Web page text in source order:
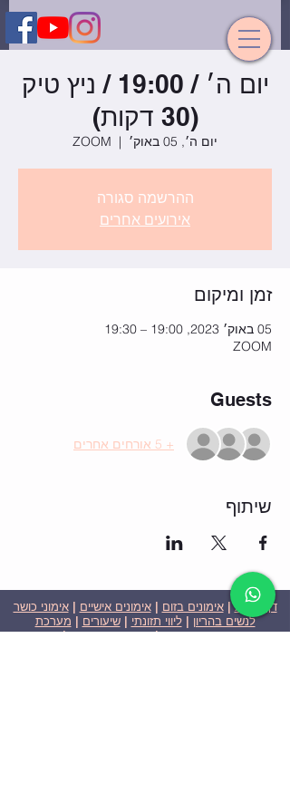
יום ה׳ / 19:00 / ניץ טיק
(30 דקות)
יום ה׳, 05 באוק׳
  |
ZOOM
ההרשמה סגורה
אירועים אחרים
זמן ומיקום
05 באוק׳ 2023, 19:00 – 19:30
ZOOM
Guests
+ 5 אורחים אחרים
שיתוף
דף הבית|אימונים בזום |אימונים אישיים |אימוני כושר
לנשים בהריון |ליווי תזונתי |שיעורים | מערכת
שבועית-אימונים בזום|תוכניות ומחירים|סרטוני